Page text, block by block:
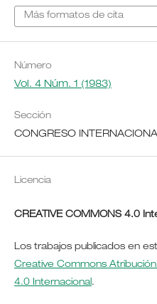
Más formatos de cita
Número
Vol. 4 Núm. 1 (1983)
Sección
CONGRESO
Licencia
CREATIVE COMMONS 4.0
Los trabajos publicados en
Creative Commons
4.0 Internacional.